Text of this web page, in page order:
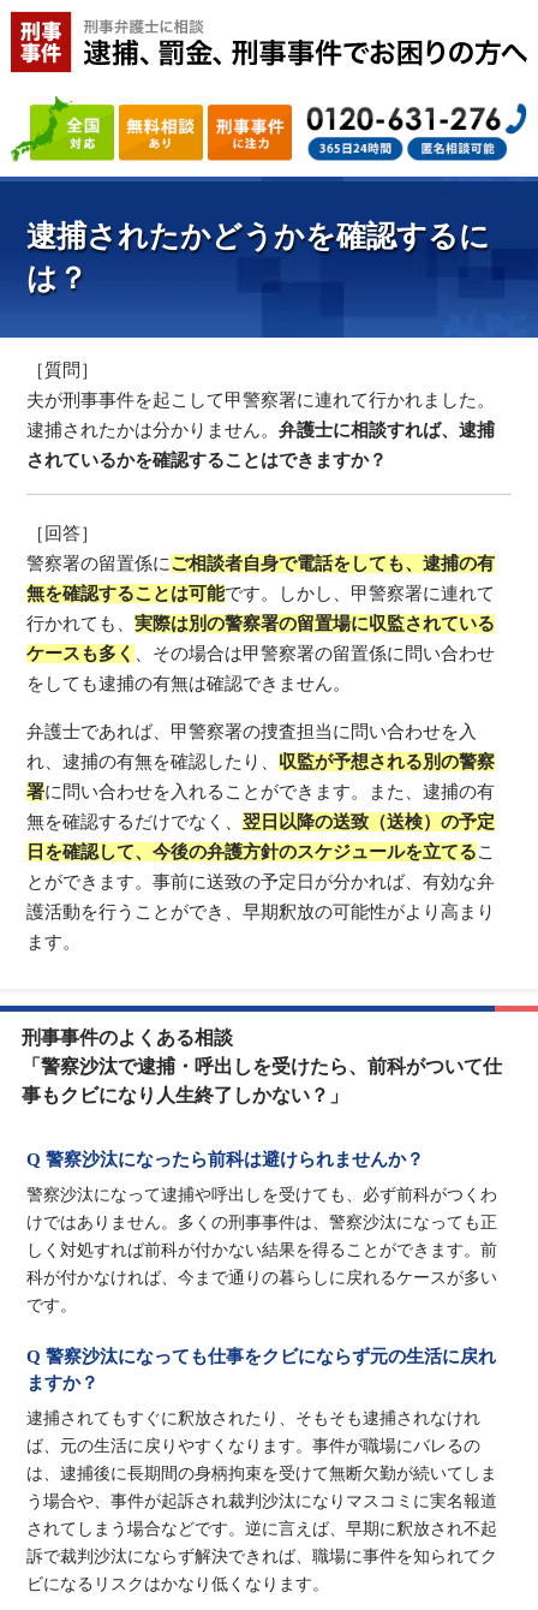
逮捕されたかどうかを確認するに
は？
［質問］
夫が刑事事件を起こして甲警察署に連れて行かれました。
逮捕されたかは分かりません。弁護士に相談すれば、逮捕
されているかを確認することはできますか？
［回答］
警察署の留置係にご相談者自身で電話をしても、逮捕の有
無を確認することは可能です。しかし、甲警察署に連れて
行かれても、実際は別の警察署の留置場に収監されている
ケースも多く
、その場合は甲警察署の留置係に問い合わせ
をしても逮捕の有無は確認できません。
弁護士であれば、甲警察署の捜査担当に問い合わせを入
れ、逮捕の有無を確認したり、 収監が予想される別の警察
署に問い合わせを入れることができます。また、逮捕の有
無を確認するだけでなく、翌日以降の送致（送検）の予定
日を確認して、今後の弁護方針のスケジュールを立てるこ
とができます。事前に送致の予定日が分かれば、有効な弁
護活動を行うことができ、早期釈放の可能性がより高まり
ます。
刑事事件のよくある相談
「警察沙汰で逮捕・呼出しを受けたら、前科がついて仕
事もクビになり人生終了しかない？」
Q 警察沙汰になったら前科は避けられませんか？
警察沙汰になって逮捕や呼出しを受けても、必ず前科がつくわ
けではありません。多くの刑事事件は、警察沙汰になっても正
しく対処すれば前科が付かない結果を得ることができます。前
科が付かなければ、今まで通りの暮らしに戻れるケースが多い
です。
Q 警察沙汰になっても仕事をクビにならず元の生活に戻れ
ますか？
逮捕されてもすぐに釈放されたり、そもそも逮捕されなけれ
ば、元の生活に戻りやすくなります。事件が職場にバレるの
は、逮捕後に長期間の身柄拘束を受けて無断欠勤が続いてしま
う場合や、事件が起訴され裁判沙汰になりマスコミに実名報道
されてしまう場合などです。逆に言えば、早期に釈放され不起
訴で裁判沙汰にならず解決できれば、職場に事件を知られてク
ビになるリスクはかなり低くなります。